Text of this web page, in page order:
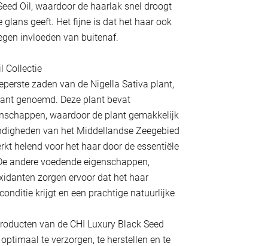
Oil, waardoor de haarlak snel droogt
glans geeft. Het fijne is dat het haar ook
invloeden van buitenaf.
Collectie
zaden van de Nigella Sativa plant,
genoemd. Deze plant bevat
waardoor de plant gemakkelijk
van het Middellandse Zeegebied
helend voor het haar door de essentiële
andere voedende eigenschappen,
zorgen ervoor dat het haar
krijgt en een prachtige natuurlijke
van de CHI Luxury Black Seed
te verzorgen, te herstellen en te